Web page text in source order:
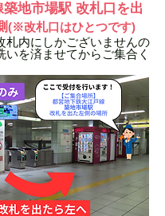
地市場駅 改札口を出
(※改札口はひとつです)
札内にしかございませんの
いを済ませてからご集合く